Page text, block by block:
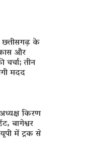
के
और
तीन
मदद
किरण
बागेश्वर
में ट्रक से